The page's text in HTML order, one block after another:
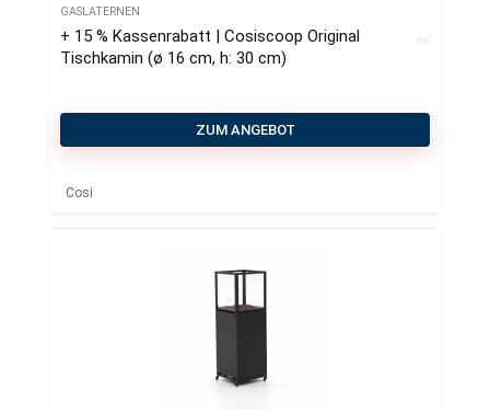
GASLATERNEN
+ 15 % Kassenrabatt | Cosiscoop Original
Tischkamin (ø 16 cm, h: 30 cm)
ZUM ANGEBOT
Cosi